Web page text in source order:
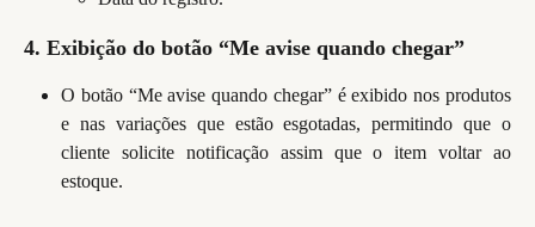
4. Exibição do botão “Me avise quando chegar”
O botão “Me avise quando chegar” é exibido nos produtos
e nas variações que estão esgotadas, permitindo que o
cliente solicite notificação assim que o item voltar ao
estoque.